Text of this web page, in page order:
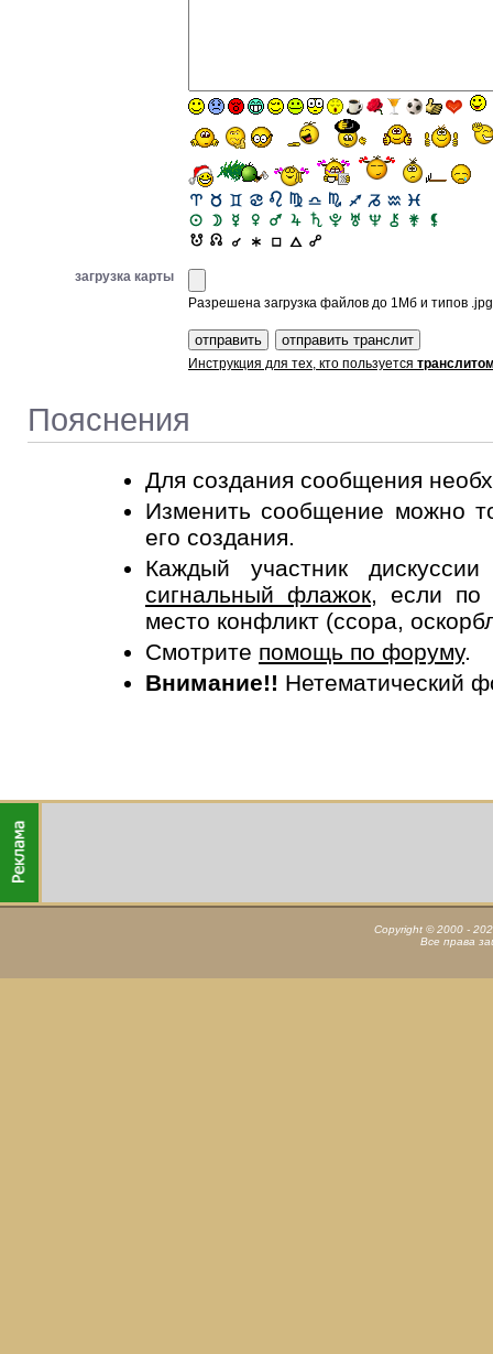
загрузка карты
Разрешена загрузка файлов до 1Мб и типов
Инструкция для тех, кто пользуется
Пояснения
Для создания сообщения
Изменить сообщение можно
его создания.
Каждый участник
сигнальный флажок, если по
место конфликт (ссора,
Смотрите помощь по форуму.
Внимание!! Нетематический
Copyright © 2000 -
Все права